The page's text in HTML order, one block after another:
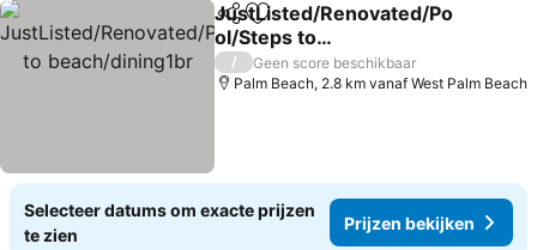
DelenToevoegen aan favorieten
JustListed/Renovated/Po
ol/Steps to
beach/dining1br
/
Geen score beschikbaar
Palm Beach, 2.8 km vanaf West Palm Beach
Selecteer datums om exacte prijzen
te zien
Prijzen bekijken